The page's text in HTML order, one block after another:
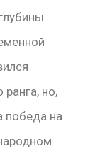
ранга, но,
победа на